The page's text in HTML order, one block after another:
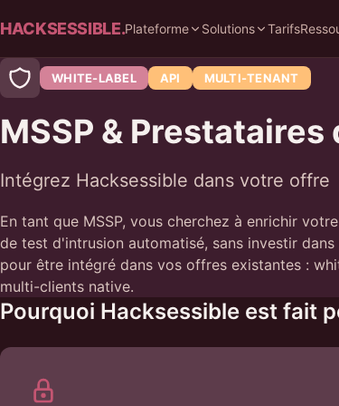
HACKSESSIBLE.Plateforme Solutions Tarifs
WHITE-LABEL API MULTI-TENANT
MSSP &
Intégrez Hacksessible dans votre offre
En tant que MSSP, vous cherchez à enrichir
de test d'intrusion automatisé, sans investir
pour être intégré dans vos offres existantes :
multi-clients native.
Pourquoi Hacksessible est fait